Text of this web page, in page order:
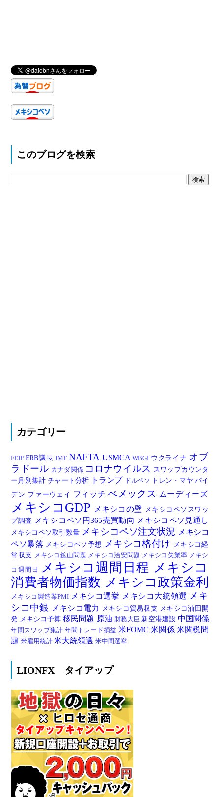
このブログを検索
カテゴリー
FEIPFRB議長IMF NAFTA USMCAWBGI ウクライナ オブ
ラドール カナダ関係 コロナウイルス
スワップカウンタ
ー月別集計 チャート分析 トランプ ドルペソ トレン・マヤバイ
デン ファーウェイ フィッチぺメックス ムーディーズ
メキシコGDP メキシコの壁
メキシコペソスワッ
プ調査
メキシコペソ円365売買動向 メキシコペソ見通し
メキシコペソ取引数量 メキシコペソ注文状況 メキシコ
ペソ暴落 メキシコペソ予想 メキシコ格付け
メキシコ経
常収支 メキシコ鉱山問題 メキシコ治安問題 メキシコ失業率 メキシ
コ週間日 メキシコ週間日程 メキシコ
消費者物価指数 メキシコ政策金利
メキシコ製造業PMI メキシコ選挙 メキシコ大統領選 メキ
シコ中銀
メキシコ電力 メキシコ貿易収支 メキシコ油田開
発 メキシコ予算移民問題 原油 財務大臣 新空港建設 中国関係
年間スワップ集計 年間トレード損益 米FOMC米関係 米関税問
題米雇用統計米大統領選米中間選挙
LIONFX タイアップ